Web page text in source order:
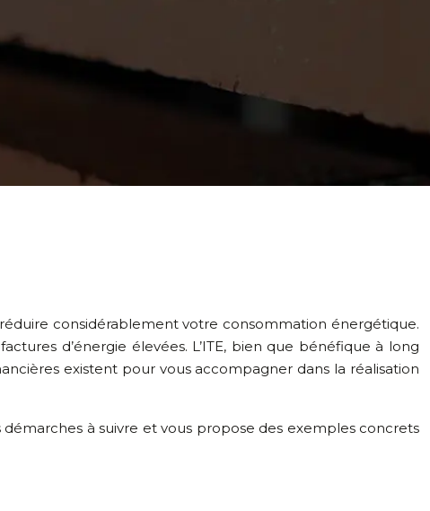
considérablement votre consommation énergétique.
d’énergie élevées. L’ITE, bien que bénéfique à long
existent pour vous accompagner dans la réalisation
à suivre et vous propose des exemples concrets